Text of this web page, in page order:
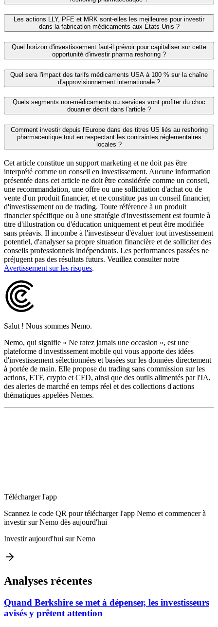
Les actions LLY, PFE et MRK sont‑elles les meilleures pour investir
dans la fabrication médicaments aux États‑Unis ?
Quel horizon d'investissement faut‑il prévoir pour capitaliser sur cette
opportunité d'investir pharma reshoring ?
Quel sera l'impact des tarifs médicaments USA à 100 % sur la chaîne
d'approvisionnement internationale ?
Quels segments non‑médicaments ou services vont profiter du choc
douanier décrit dans l'article ?
Comment investir depuis l'Europe dans des titres US liés au reshoring
pharmaceutique tout en respectant les contraintes réglementaires
locales ?
Cet article constitue un support marketing et ne doit pas être
interprété comme un conseil en investissement. Aucune information
présentée dans cet article ne doit être considérée comme un conseil,
une recommandation, une offre ou une sollicitation d'achat ou de
vente d'un produit financier, et ne constitue pas un conseil financier,
d'investissement ou de trading. Toute référence à un produit
financier spécifique ou à une stratégie d'investissement est fournie à
titre d'illustration ou d'éducation uniquement et peut être modifiée
sans préavis. Il incombe à l'investisseur d'évaluer tout investissement
potentiel, d'analyser sa propre situation financière et de solliciter des
conseils professionnels indépendants. Les performances passées ne
préjugent pas des résultats futurs. Veuillez consulter notre
Avertissement sur les risques.
Salut ! Nous sommes Nemo.
Nemo, qui signifie « Ne ratez jamais une occasion », est une
plateforme d'investissement mobile qui vous apporte des idées
d'investissement sélectionnées et basées sur les données directement
à portée de main. Elle propose du trading sans commission sur les
actions, ETF, crypto et CFD, ainsi que des outils alimentés par l'IA,
des alertes de marché en temps réel et des collections d'actions
thématiques appelées Nemes.
Télécharger l'app
Scannez le code QR pour télécharger l'app Nemo et commencer à
investir sur Nemo dès aujourd'hui
Investir aujourd'hui sur Nemo
Analyses récentes
Quand Berkshire se met à dépenser, les investisseurs
avisés y prêtent attention